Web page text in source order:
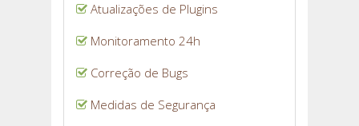
Atualizações de Plugins
Monitoramento 24h
Correção de Bugs
Medidas de Segurança